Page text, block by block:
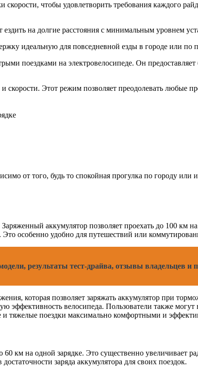
скорости, чтобы удовлетворить требования каждого
на долгие расстояния с минимальным уровнем
идеальную для повседневной езды в городе или по
поездками на электровелосипеде. Он
Этот режим позволяет преодолевать любые
от того, будь то спокойная прогулка по городу
аккумулятор позволяет проехать до 100 км
особенно удобно для путешествий или
результаты тест-драйва, отзывы владельцев и
которая позволяет заряжать аккумулятор при
эффективность велосипеда. Пользователи также
и тяжелые поездки максимально комфортными и
км на одной зарядке. Это существенно увеличивает
заряда аккумулятора для своих поездок.